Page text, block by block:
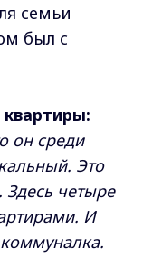
семьи
был с
он среди
Это
четыре
И